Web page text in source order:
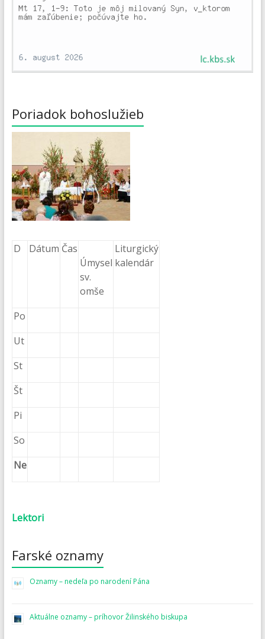
Poriadok bohoslužieb
D Dátum Čas
Úmysel
sv.
omše
Liturgický
kalendár
Po
Ut
St
Št
Pi
So
Ne
Lektori
Farské oznamy
Oznamy – nedeľa po narodení Pána
Aktuálne oznamy – príhovor Žilinského biskupa